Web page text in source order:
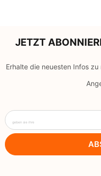
JETZT
Erhalte die neuesten Infos
geben sie ihre